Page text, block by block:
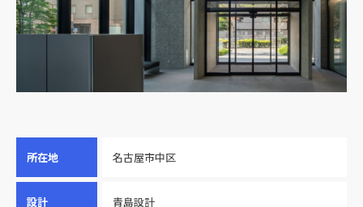
所在地 名古屋市中区
設計 青島設計